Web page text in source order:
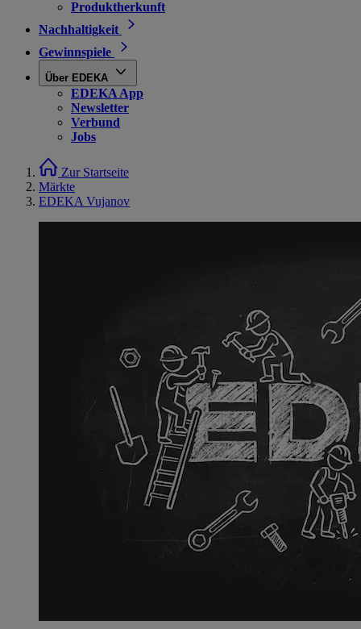
Produktherkunft
Nachhaltigkeit
Gewinnspiele
Über EDEKA
EDEKA App
Newsletter
Verbund
Jobs
Zur Startseite
Märkte
EDEKA Vujanov